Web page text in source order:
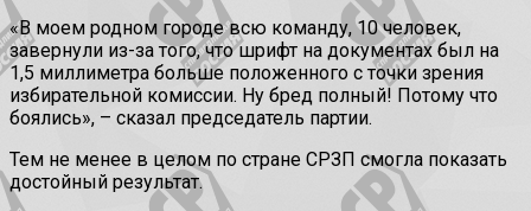
«В моем родном городе всю команду, 10 человек,
завернули из-за того, что шрифт на документах был на
1,5 миллиметра больше положенного с точки зрения
избирательной комиссии. Ну бред полный! Потому что
боялись», – сказал председатель партии.
Тем не менее в целом по стране СРЗП смогла показать
достойный результат.